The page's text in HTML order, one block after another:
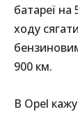
батареї
ходу
900 км.
В Opel